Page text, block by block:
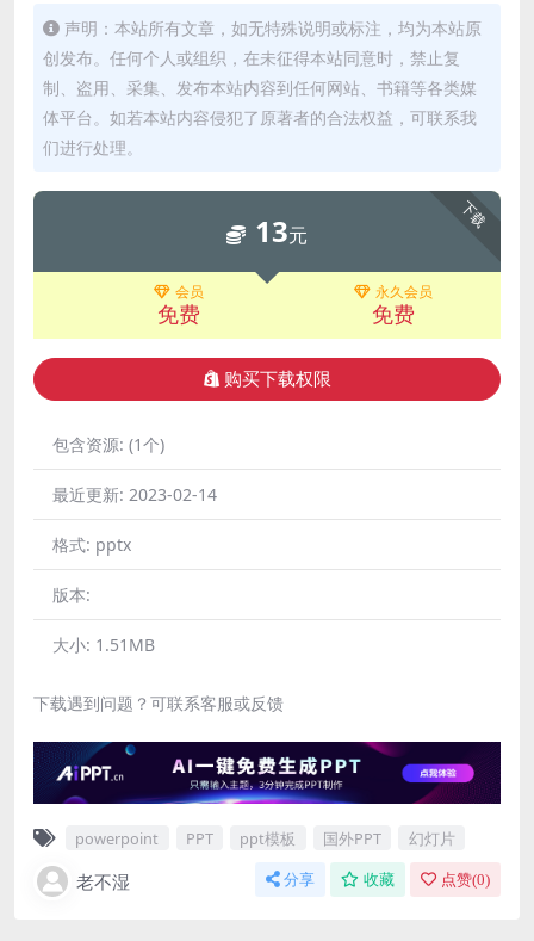
声明：本站所有文章，如无特殊说明或标注，均为本站原
创发布。任何个人或组织，在未征得本站同意时，禁止复
制、盗用、采集、发布本站内容到任何网站、书籍等各类媒
体平台。如若本站内容侵犯了原著者的合法权益，可联系我
们进行处理。
下载
13元
会员
免费
永久会员
免费
购买下载权限
包含资源: (1个)
最近更新: 2023-02-14
格式: pptx
版本:
大小: 1.51MB
下载遇到问题？可联系客服或反馈
powerpoint PPT ppt模板 国外PPT 幻灯片
老不湿 分享 收藏 点赞(0)